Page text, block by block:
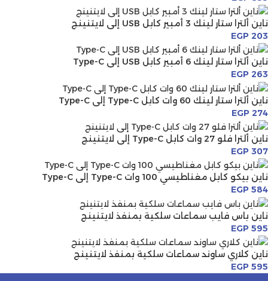
ناين ألترا ستار لينك 3 أمبير كابل USB إلى لايتنينج
EGP 203
ناين ألترا ستار لينك 6 أمبير كابل USB إلى Type-C
EGP 263
ناين ألترا ستار لينك 60 وات كابل Type-C إلى Type-C
EGP 274
ناين ألترا فلو 27 وات كابل Type-C إلى لايتنينج
EGP 307
ناين بيكو كابل مغناطيسي 100 وات Type-C إلى Type-C
EGP 584
ناين باس فايب سماعات سلكية بمنفذ لايتنينج
EGP 595
ناين كلاري ساوند سماعات سلكية بمنفذ لايتنينج
EGP 595